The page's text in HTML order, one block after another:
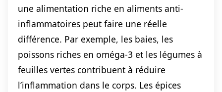
une alimentation riche en aliments anti-
inflammatoires peut faire une réelle
différence. Par exemple, les baies, les
poissons riches en oméga-3 et les légumes à
feuilles vertes contribuent à réduire
l’inflammation dans le corps. Les épices